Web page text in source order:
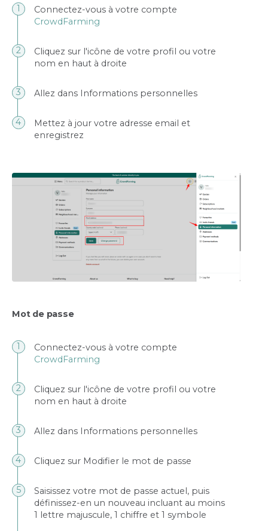
Connectez-vous à votre compte
CrowdFarming
Cliquez sur l'icône de votre profil ou votre
nom en haut à droite
Allez dans Informations personnelles
Mettez à jour votre adresse email et
enregistrez
Mot de passe
Connectez-vous à votre compte
CrowdFarming
Cliquez sur l'icône de votre profil ou votre
nom en haut à droite
Allez dans Informations personnelles
Cliquez sur Modifier le mot de passe
Saisissez votre mot de passe actuel, puis
définissez-en un nouveau incluant au moins
1 lettre majuscule, 1 chiffre et 1 symbole